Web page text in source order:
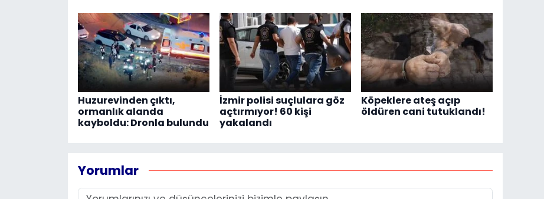
Huzurevinden çıktı,
ormanlık alanda
kayboldu: Dronla bulundu
İzmir polisi suçlulara göz
açtırmıyor! 60 kişi
yakalandı
Köpeklere ateş açıp
öldüren cani tutuklandı!
Yorumlar